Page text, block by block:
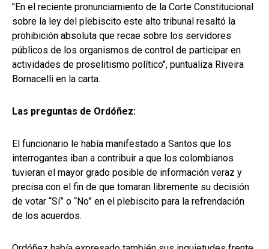
"En el reciente pronunciamiento de la Corte Constitucional
sobre la ley del plebiscito este alto tribunal resaltó la
prohibición absoluta que recae sobre los servidores
públicos de los organismos de control de participar en
actividades de proselitismo político", puntualiza Riveira
Bornacelli en la carta.
Las preguntas de Ordóñez:
El funcionario le había manifestado a Santos que los
interrogantes iban a contribuir a que los colombianos
tuvieran el mayor grado posible de información veraz y
precisa con el fin de que tomaran libremente su decisión
de votar “Sí” o “No” en el plebiscito para la refrendación
de los acuerdos.